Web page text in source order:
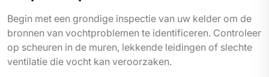
Begin met een grondige inspectie van uw kelder om de
bronnen van vochtproblemen te identificeren. Controleer
op scheuren in de muren, lekkende leidingen of slechte
ventilatie die vocht kan veroorzaken.